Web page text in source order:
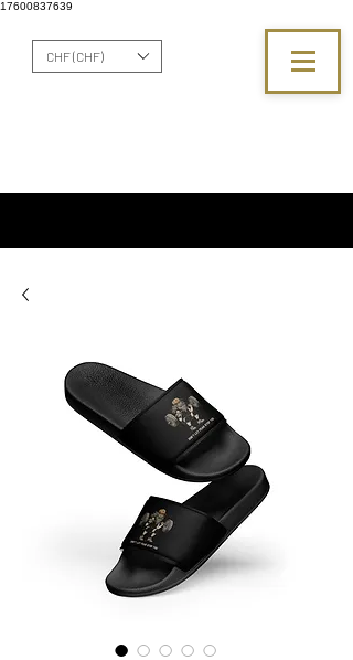
17600837639
CHF (CHF)